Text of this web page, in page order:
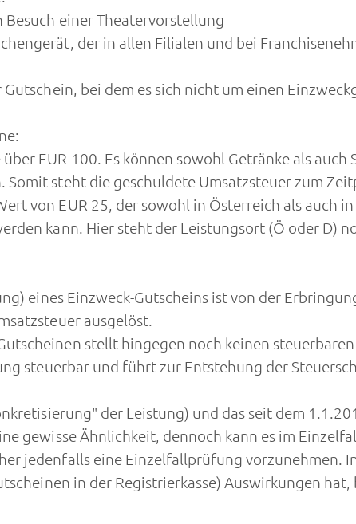
Besuch einer Theatervorstellung
der in allen Filialen und bei
bei dem es sich nicht um einen
EUR 100. Es können sowohl Getränke als
Somit steht die geschuldete Umsatzsteuer zum
von EUR 25, der sowohl in Österreich als auch
kann. Hier steht der Leistungsort (Ö oder D)
eines Einzweck-Gutscheins ist von der
ausgelöst.
stellt hingegen noch keinen
steuerbar und führt zur Entstehung der
der Leistung) und das seit dem
gewisse Ähnlichkeit, dennoch kann es im
jedenfalls eine Einzelfallprüfung vorzunehmen.
in der Registrierkasse) Auswirkungen